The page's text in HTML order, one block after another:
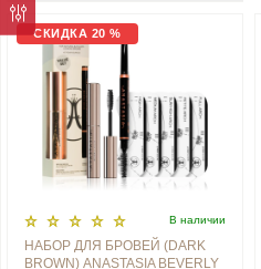
СКИДКА 20 %
В наличии
НАБОР ДЛЯ БРОВЕЙ (DARK
BROWN) ANASTASIA BEVERLY